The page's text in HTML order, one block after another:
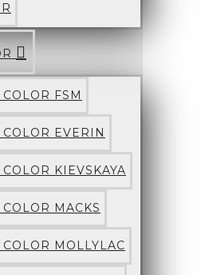
FSM
EVERIN
KIEVSKAYA
MACKS
MOLLYLAC